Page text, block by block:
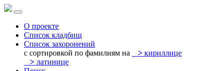
О проекте
Список кладбищ
Список захоронений
с сортировкой по фамилиям на
> кириллице
> латинице